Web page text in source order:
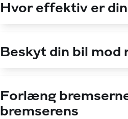
Hvor effektiv er
Beskyt din bil mod
Forlæng
bremserens